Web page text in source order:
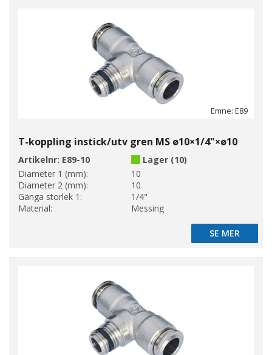
Emne: E89
T-koppling instick/utv gren MS ø10×1/4"×ø10
Artikelnr: E89-10
Lager (10)
Diameter 1 (mm):
10
Diameter 2 (mm):
10
Gänga storlek 1:
1/4"
Material:
Messing
SE MER
SE MER